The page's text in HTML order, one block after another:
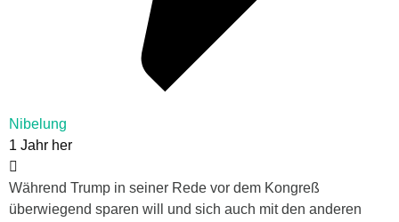
Nibelung
1 Jahr her
Während Trump in seiner Rede vor dem Kongreß
überwiegend sparen will und sich auch mit den anderen